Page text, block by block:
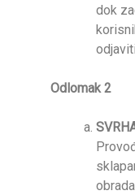
dok
odjaviti
Odlomak 2